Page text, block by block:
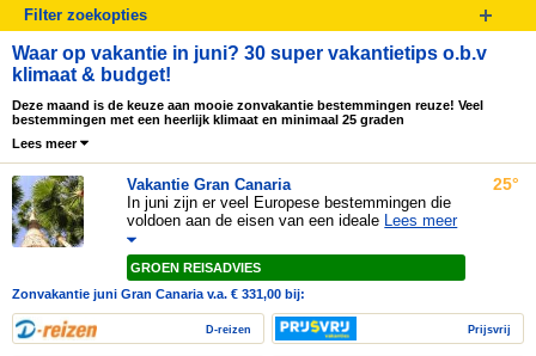
Filter zoekopties
Waar op vakantie in juni? 30 super vakantietips o.b.v
klimaat & budget!
Deze maand is de keuze aan mooie zonvakantie bestemmingen reuze! Veel
bestemmingen met een heerlijk klimaat en minimaal 25 graden
Lees meer
VakantieGran Canaria
In juni zijn er veel Europese bestemmingen die
voldoen aan de eisen van een ideale Lees meer
GROEN REISADVIES
25°
Zonvakantie juni Gran Canaria v.a. € 331,00 bij:
D-reizen Prijsvrij